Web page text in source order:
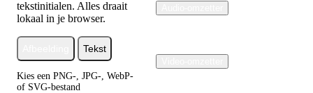
tekstinitialen. Alles draait
lokaal in je browser.
Tekst
Kies een PNG-, JPG-, WebP-
of SVG-bestand